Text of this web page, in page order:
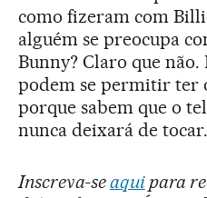
como fizeram com
alguém se preocupa
Bunny? Claro que
podem se permitir ter
porque sabem que o
nunca deixará de tocar.
Inscreva-seaquipara